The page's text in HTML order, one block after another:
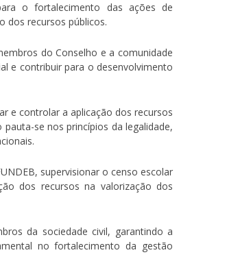
o fortalecimento das ações de
dos recursos públicos.
do Conselho e a comunidade
e contribuir para o desenvolvimento
e controlar a aplicação dos recursos
se nos princípios da legalidade,
supervisionar o censo escolar
dos recursos na valorização dos
da sociedade civil, garantindo a
no fortalecimento da gestão